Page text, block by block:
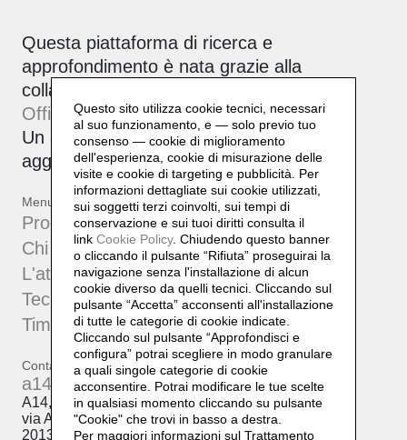
Questa piattaforma di ricerca e
approfondimento è nata grazie alla
collaborazione tra Daniela Lorenzi e
Officinebit.ch.
Un archivio attivo, corale e sempre in
aggiornamento.
Menu
Progetti
Chi sono
L'atelier
Tecniche
Timeline
Contatti
a14@a14.br.com
A14, Daniela Lorenzi
via Arcivescovo Romilli, 15
20139 Milano
Questo sito utilizza cookie tecnici, necessari
al suo funzionamento, e — solo previo tuo
consenso — cookie di miglioramento
dell'esperienza, cookie di misurazione delle
visite e cookie di targeting e pubblicità. Per
informazioni dettagliate sui cookie utilizzati,
sui soggetti terzi coinvolti, sui tempi di
conservazione e sui tuoi diritti consulta il
link Cookie Policy. Chiudendo questo banner
o cliccando il pulsante “Rifiuta” proseguirai la
navigazione senza l'installazione di alcun
cookie diverso da quelli tecnici. Cliccando sul
pulsante “Accetta” acconsenti all'installazione
di tutte le categorie di cookie indicate.
Cliccando sul pulsante “Approfondisci e
configura” potrai scegliere in modo granulare
a quali singole categorie di cookie
acconsentire. Potrai modificare le tue scelte
in qualsiasi momento cliccando su pulsante
"Cookie" che trovi in basso a destra.
Per maggiori informazioni sul Trattamento